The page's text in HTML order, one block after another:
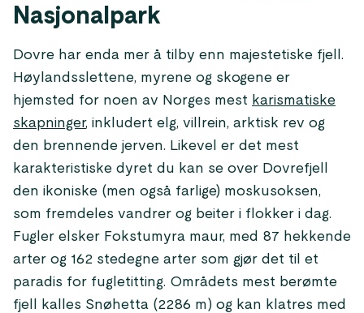
Nasjonalpark
Dovre har enda mer å tilby enn majestetiske fjell.
Høylandsslettene, myrene og skogene er
hjemsted for noen av Norges mest karismatiske
skapninger, inkludert elg, villrein, arktisk rev og
den brennende jerven. Likevel er det mest
karakteristiske dyret du kan se over Dovrefjell
den ikoniske (men også farlige) moskusoksen,
som fremdeles vandrer og beiter i flokker i dag.
Fugler elsker Fokstumyra maur, med 87 hekkende
arter og 162 stedegne arter som gjør det til et
paradis for fugletitting. Områdets mest berømte
fjell kalles Snøhetta (2286 m) og kan klatres med